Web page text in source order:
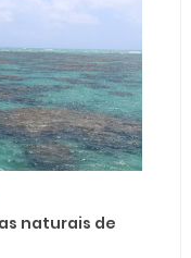
naturais de